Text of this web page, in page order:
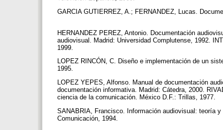
GARCIA GUTIERREZ, A.; FERNANDEZ, Lucas.
HERNANDEZ PEREZ, Antonio. Documentación
audiovisual. Madrid: Universidad Complutense, 1992.
1999.
LOPEZ RINCÓN, C. Diseño e implementación de un
1995.
LOPEZ YEPES, Alfonso. Manual de documentación
documentación informativa. Madrid: Cátedra, 2000.
ciencia de la comunicación. México D.F.: Trillas, 1977.
SANABRIA, Francisco. Información audiovisual: teoría
Comunicación, 1994.